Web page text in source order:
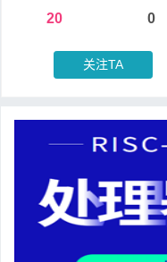
20
0
关注TA